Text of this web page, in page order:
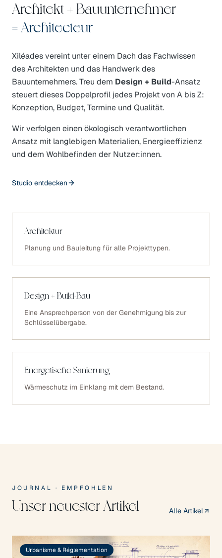
Architekt + Bauunternehmer
= Architecteur
Xiléades vereint unter einem Dach das Fachwissen
des Architekten und das Handwerk des
Bauunternehmers. Treu dem Design + Build-Ansatz
steuert dieses Doppelprofil jedes Projekt von A bis Z:
Konzeption, Budget, Termine und Qualität.
Wir verfolgen einen ökologisch verantwortlichen
Ansatz mit langlebigen Materialien, Energieeffizienz
und dem Wohlbefinden der Nutzer:innen.
Studio entdecken
Architektur
Planung und Bauleitung für alle Projekttypen.
Design + Build-Bau
Eine Ansprechperson von der Genehmigung bis zur
Schlüsselübergabe.
Energetische Sanierung
Wärmeschutz im Einklang mit dem Bestand.
JOURNAL · EMPFOHLEN
Unser neuester Artikel Alle Artikel
Urbanisme & Réglementation